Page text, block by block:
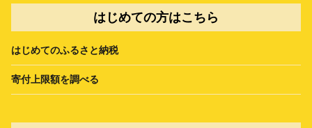
はじめての方はこちら
はじめてのふるさと納税
寄付上限額を調べる